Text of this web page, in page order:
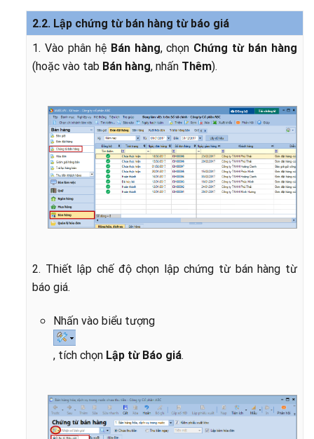
2.2. Lập chứng từ bán hàng từ báo giá
1. Vào phân hệBán hàng, chọn Chứng từ bán hàng
(hoặc vào tab Bán hàng, nhấn Thêm).
2. Thiết lập chế độ chọn lập chứng từ bán hàng từ
báo giá.
Nhấn vào biểu tượng
, tích chọn Lập từ Báo giá.